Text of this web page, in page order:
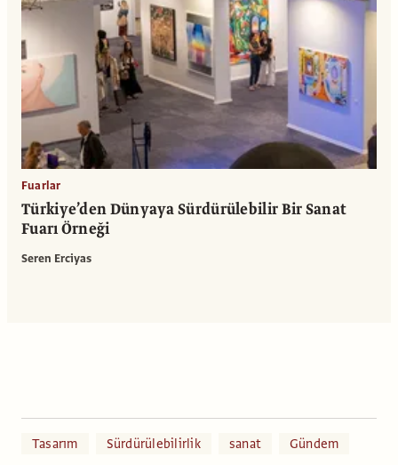
Fuarlar
Türkiye’den Dünyaya Sürdürülebilir Bir Sanat
Fuarı Örneği
Seren Erciyas
Tasarım Sürdürülebilirlik sanat Gündem